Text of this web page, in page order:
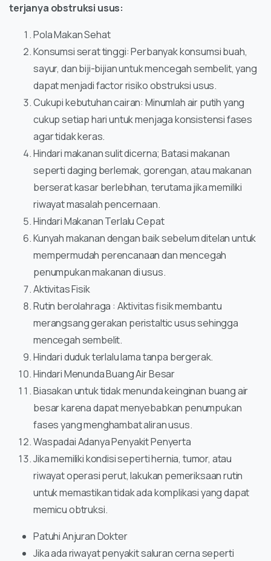
terjanya obstruksi usus:
Pola Makan Sehat
Konsumsi serat tinggi: Perbanyak konsumsi buah,
sayur, dan biji-bijian untuk mencegah sembelit, yang
dapat menjadi factor risiko obstruksi usus.
Cukupi kebutuhan cairan: Minumlah air putih yang
cukup setiap hari untuk menjaga konsistensi fases
agar tidak keras.
Hindari makanan sulit dicerna; Batasi makanan
seperti daging berlemak, gorengan, atau makanan
berserat kasar berlebihan, terutama jika memiliki
riwayat masalah pencernaan.
Hindari Makanan Terlalu Cepat
Kunyah makanan dengan baik sebelum ditelan untuk
mempermudah perencanaan dan mencegah
penumpukan makanan di usus.
Aktivitas Fisik
Rutin berolahraga : Aktivitas fisik membantu
merangsang gerakan peristaltic usus sehingga
mencegah sembelit.
Hindari duduk terlalu lama tanpa bergerak.
Hindari Menunda Buang Air Besar
Biasakan untuk tidak menunda keinginan buang air
besar karena dapat menyebabkan penumpukan
fases yang menghambat aliran usus.
Waspadai Adanya Penyakit Penyerta
Jika memiliki kondisi seperti hernia, tumor, atau
riwayat operasi perut, lakukan pemeriksaan rutin
untuk memastikan tidak ada komplikasi yang dapat
memicu obtruksi.
Patuhi Anjuran Dokter
Jika ada riwayat penyakit saluran cerna seperti